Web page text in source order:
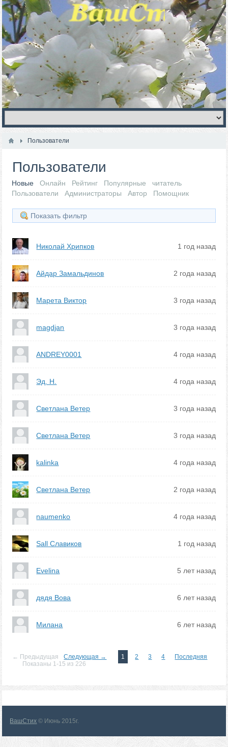
Пользователи
Пользователи
Новые Онлайн Рейтинг Популярные
читатель
Пользователи
Администраторы Автор Помощник
Показать фильтр
Николай Хрипков 1 год назад
Айдар Замальдинов 2 года назад
Марета Виктор 3 года назад
magdjan 3 года назад
ANDREY0001 4 года назад
Эд. Н. 4 года назад
Светлана Ветер 3 года назад
Светлана Ветер 3 года назад
kalinka 4 года назад
Светлана Ветер 2 года назад
naumenko 4 года назад
Sall Славиков 1 год назад
Evelina 5 лет назад
дядя Вова 6 лет назад
Милана 6 лет назад
← Предыдущая Следующая → 1 2 3 4
Последняя
Показаны 1-15 из 226
ВашСтих © Июнь 2015г.